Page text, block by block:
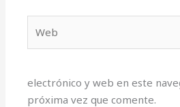
electrónico y web en este
próxima vez que comente.